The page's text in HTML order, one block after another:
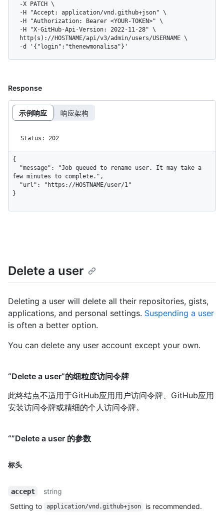
  -d '{"login":"thenewmonalisa"}'
Response
示例响应 响应架构
Status: 202
{
few minutes to complete.",
}
Delete a user
Deleting a user will delete all their repositories, gists,
applications, and personal settings. Suspending a user
is often a better option.
You can delete any user account except your own.
“Delete a user”的细粒度访问令牌
此终结点不适用于GitHub应用用户访问令牌、GitHub应用
安装访问令牌或精细的个人访问令牌。
“”Delete a user 的参数
标头
accept
string
Setting to
application/vnd.github+json is recommended.